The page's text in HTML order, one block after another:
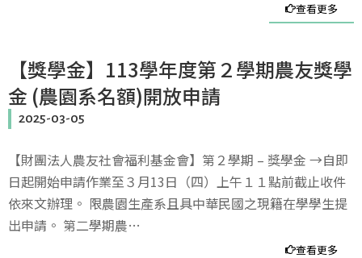
查看更多
【獎學金】113學年度第２學期農友獎學
金 (農園系名額)開放申請
2025-03-05
【財團法人農友社會福利基金會】第２學期 – 獎學金 →自即
日起開始申請作業至３月13日（四）上午１１點前截止收件
依來文辦理。 限農園生產系且具中華民國之現籍在學學生提
出申請。 第二學期農…
查看更多